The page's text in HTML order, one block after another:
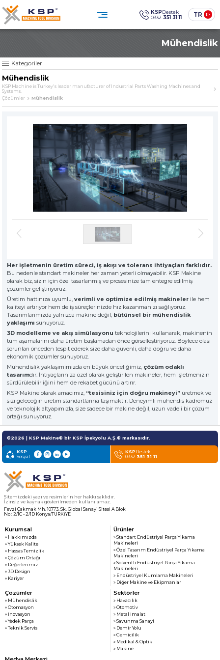
×
Endüstriyel temizlikte güven,
teknoloji ve sürdürülebilirlik.
ÜRÜN GRUPLARIMIZ
» Standart Endüstriyel Parça Yıkama Makineleri
» Özel Tasarım Endüstriyel Parça Yıkama Makineleri
» Solventli Endüstriyel Parça Yıkama Makineleri
» Diğer Makine ve Ekipmanlar
Ürünler
Çözümler
Sektörler
Tüm hakkı saklıdır. Sitemizde kullanılan tüm içerik ve görseller
KSP Machine'a ait olup izinsiz kullanımı hukuki yaptırıma tabidir.
KSPDestek
0332 351 31 11 TR
Mühendislik
×
KSP MACHINEKATEGORİLER » Solventli Endüstriyel Parça Yıkama Makineleri
» Diğer Makine ve Ekipmanlar
SINCE
The quality is our
Sine qua non
principle
TOOL DIVISIONKSP MACHINE
» Değerlerimiz
» Kurumsal
» Çözümler
» Sektörler
» Medya Merkezi
» Referanslar
» 3D Design
» Üretim
» Kariyer
özel müşteriler için, nitelikli çözümler
premium solitions for premium
customers
KSP MACHINEMEDYA
» Katalog & Belgeler
» Foto Galeri
» Video Galeri
Kategoriler
Mühendislik
KSP Machine is Turkey's leader manufacturer of Industrial Parts Washing Machines and
Systems.
Çözümler
Mühendislik
Her işletmenin üretim süreci, iş akışı ve tolerans ihtiyaçları farklıdır.
Bu nedenle standart makineler her zaman yeterli olmayabilir. KSP Makine
olarak biz, sizin için özel tasarlanmış ve prosesinize tam entegre edilmiş
çözümler geliştiriyoruz.
Üretim hattınıza uyumlu,verimli ve optimize edilmiş makineler ile hem
kaliteyi artırıyor hem de iş süreçlerinizde hız kazanmanızı sağlıyoruz.
Tasarımlarımızda yalnızca makine değil, bütünsel bir mühendislik
yaklaşımı sunuyoruz.
3D modelleme ve akış simülasyonu teknolojilerini kullanarak, makinenin
tüm aşamalarını daha üretim başlamadan önce görselleştiriyoruz. Böylece olası
sorunları önceden tespit ederek size daha güvenli, daha doğru ve daha
ekonomik çözümler sunuyoruz.
Mühendislik yaklaşımımızda en büyük önceliğimiz, çözüm odaklı
tasarımdır. İhtiyaçlarınıza özel olarak geliştirilen makineler, hem işletmenizin
sürdürülebilirliğini hem de rekabet gücünü artırır.
KSP Makine olarak amacımız, “tesisiniz için doğru makineyi” üretmek ve
sizi geleceğin üretim standartlarına taşımaktır. Deneyimli mühendis kadromuz
ve teknolojik altyapımızla, size sadece bir makine değil, uzun vadeli bir çözüm
ortağı sunuyoruz.
©2026 | KSP Makine® bir KSP İpekyolu A.Ş.® markasıdır.
KSP
Sosyal
KSPDestek
0332 351 31 11
Sitemizdeki yazı ve resimlerin her hakkı saklıdır.
İzinsiz ve kaynak gösterilmeden kullanılamaz.
Fevzi Çakmak Mh. 10773. Sk. Global Sanayi Sitesi A Blok
No : 2/1C - 2/1D Konya/TÜRKİYE
Kurumsal
» Hakkımızda
» Yüksek Kalite
» Hassas Temizlik
» Çözüm Ortağı
» Değerlerimiz
» 3D Design
» Kariyer
Ürünler
» Standart Endüstriyel Parça Yıkama
Makineleri
» Özel Tasarım Endüstriyel Parça Yıkama
Makineleri
» Solventli Endüstriyel Parça Yıkama
Makineleri
» Endüstriyel Kumlama Makineleri
» Diğer Makine ve Ekipmanlar
Çözümler
» Mühendislik
» Otomasyon
» İnovasyon
» Yedek Parça
» Teknik Servis
Sektörler
» Havacılık
» Otomotiv
» Metal İmalat
» Savunma Sanayi
» Demir Yolu
» Gemicilik
» Medikal & Optik
» Makine